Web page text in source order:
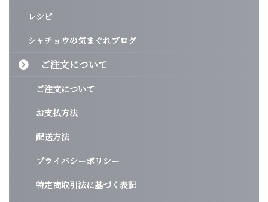
レシピ
シャチョウの気まぐれブログ
ご注文について
ご注文について
お支払方法
配送方法
プライバシーポリシー
特定商取引法に基づく表記